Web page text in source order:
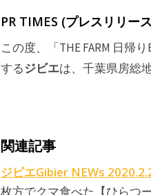
PR TIMES (プレスリリー
この度、「THE FARM 日帰
するジビエは、千葉県房総
関連記事
ジビエGibier NEWs
枚方でクマ食べた【ひらつ